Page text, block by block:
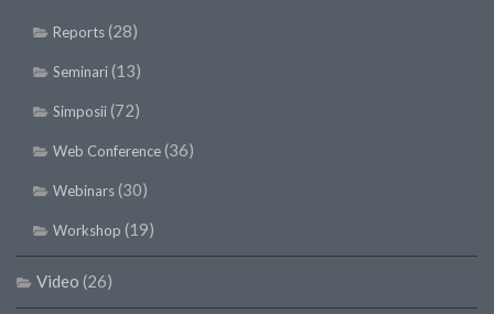
Reports(28)
Seminari(13)
Simposii(72)
Web Conference(36)
Webinars(30)
Workshop (19)
Video (26)